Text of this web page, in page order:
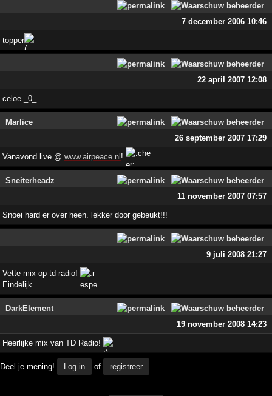
7 december 2006 10:46
topper
22 april 2007 12:08
celoe _0_
Marlice
26 september 2007 17:29
Vanavond live @ www.airpeace.nl !
Sneiterheadz
11 november 2007 07:57
Snoei hard er over heen. lekker door gebeukt!!!
9 juli 2008 21:27
Vette mix op td-radio!
Eindelijk...
DarkElement
19 november 2008 14:23
Heerlijke mix van TD Radio!
Deel je mening! Log in of registreer